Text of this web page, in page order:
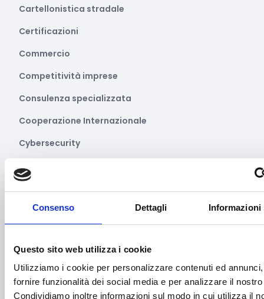
Consenso Dettagli Informazioni
Questo sito web utilizza i cookie
Utilizziamo i cookie per personalizzare contenuti ed
fornire funzionalità dei social media e per analizzare il
Condividiamo inoltre informazioni sul modo in cui utilizza il
Cartellonistica stradale
Certificazioni
Commercio
Competitività imprese
Consulenza specializzata
Cooperazione Internazionale
Cybersecurity
Danza
Distretti del Commercio
Economia circolare
Edilizia